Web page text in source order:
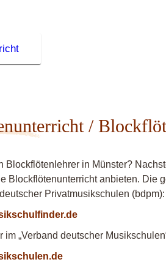
/
Blockflötenlehrer in Münster?
Blockflötenunterricht anbieten. Die
Privatmusikschulen (bdpm):
im „Verband deutscher